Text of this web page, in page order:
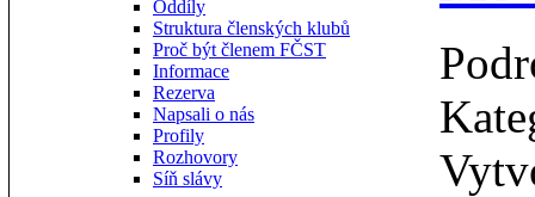
Oddíly
Struktura členských klubů
Proč být členem FČST
Informace
Rezerva
Napsali o nás
Profily
Rozhovory
Síň slávy